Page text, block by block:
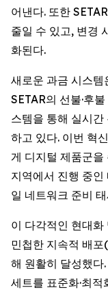
어낸다. 또한
줄일 수 있고, 변경
화된다.
새로운 과금 시스템
SETAR의 선불·후
스템을 통해 실시
하고 있다. 이번 혁
게 디지털 제품군을
지역에서 진행 중
일 네트워크 준비
이 다각적인 현대
민첩한 지속적 배
해 원활히 달성했
세트를 표준화·최